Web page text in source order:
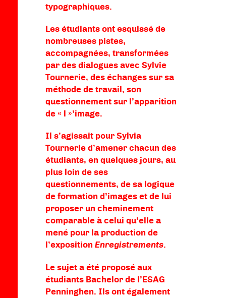
typographiques.
Les étudiants ont esquissé de
nombreuses pistes,
accompagnées, transformées
par des dialogues avec Sylvie
Tournerie, des échanges sur sa
méthode de travail, son
questionnement sur l’apparition
de « l »’image.
Il s’agissait pour Sylvia
Tournerie d’amener chacun des
étudiants, en quelques jours, au
plus loin de ses
questionnements, de sa logique
de formation d’images et de lui
proposer un cheminement
comparable à celui qu’elle a
mené pour la production de
l’exposition Enregistrements.
Le sujet a été proposé aux
étudiants Bachelor de l’ESAG
Penninghen. Ils ont également